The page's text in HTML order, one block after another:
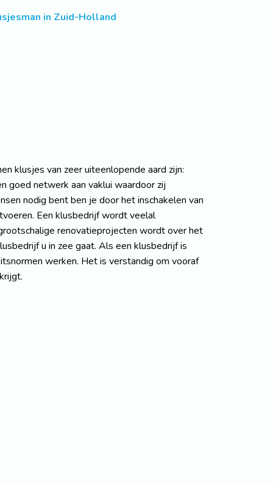
in Zuid-Holland
klusjes van zeer uiteenlopende aard zijn:
goed netwerk aan vaklui waardoor zij
nodig bent ben je door het inschakelen van
Een klusbedrijf wordt veelal
renovatieprojecten wordt over het
u in zee gaat. Als een klusbedrijf is
werken. Het is verstandig om vooraf